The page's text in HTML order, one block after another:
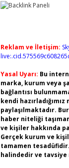
Reklam ve İletişim:
Yasal Uyarı: Bu
marka, kurum veya
bağlantısı
kendi
paylaşılmaktadır.
haber niteliği
ve kişiler hakkında
Gerçek kurum ve
tamamen
halindedir ve